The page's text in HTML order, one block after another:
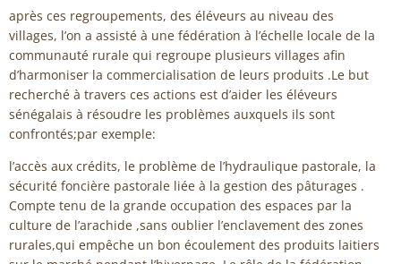
après ces regroupements, des éléveurs au niveau des
villages, l’on a assisté à une fédération à l’échelle locale de la
communauté rurale qui regroupe plusieurs villages afin
d’harmoniser la commercialisation de leurs produits .Le but
recherché à travers ces actions est d’aider les éléveurs
sénégalais à résoudre les problèmes auxquels ils sont
confrontés;par exemple:
l’accès aux crédits, le problème de l’hydraulique pastorale, la
sécurité foncière pastorale liée à la gestion des pâturages .
Compte tenu de la grande occupation des espaces par la
culture de l’arachide ,sans oublier l’enclavement des zones
rurales,qui empêche un bon écoulement des produits laitiers